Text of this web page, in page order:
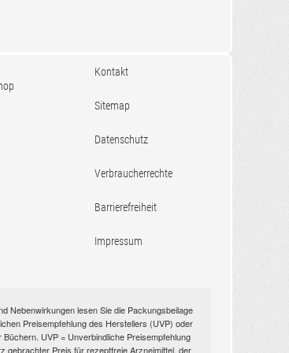
Kontakt
Sitemap
Datenschutz
Verbraucherrechte
Barrierefreiheit
Impressum
Nebenwirkungen lesen Sie die Packungsbeilage
Preisempfehlung des Herstellers (UVP) oder
UVP = Unverbindliche Preisempfehlung
gebrachter Preis für rezeptfreie Arzneimittel, der